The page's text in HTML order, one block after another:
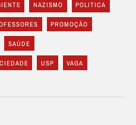
NAZISMO POLITICA
PROMOÇÃO
SAÚDE
USP VAGA